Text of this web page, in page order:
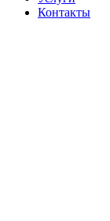
Контакты